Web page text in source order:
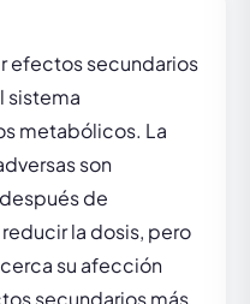
efectos secundarios
sistema
metabólicos. La
son
de
la dosis, pero
su afección
secundarios más